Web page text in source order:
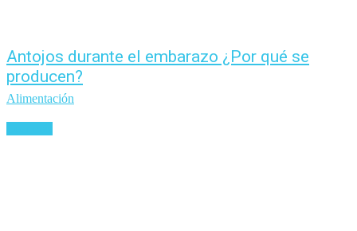
Antojos durante el embarazo ¿Por qué se
producen?
Alimentación